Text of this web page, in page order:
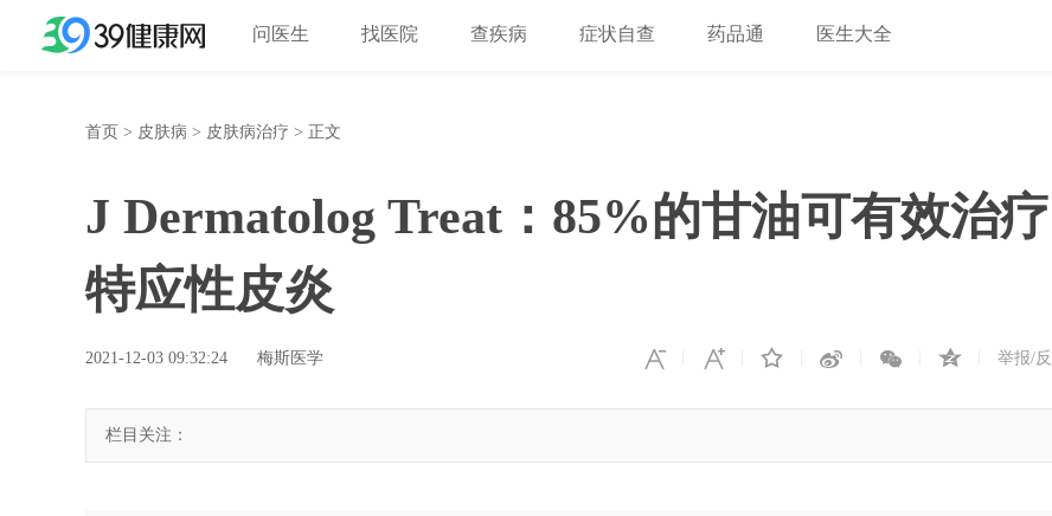
问医生 找医院 查疾病 症状自查 药品通 医生大全
首页 > 皮肤病 > 皮肤病治疗 > 正文
J Dermatolog Treat：85%的甘油可有效治疗
特应性皮炎
举报/
2021-12-03 09:32:24 梅斯医学
栏目关注：